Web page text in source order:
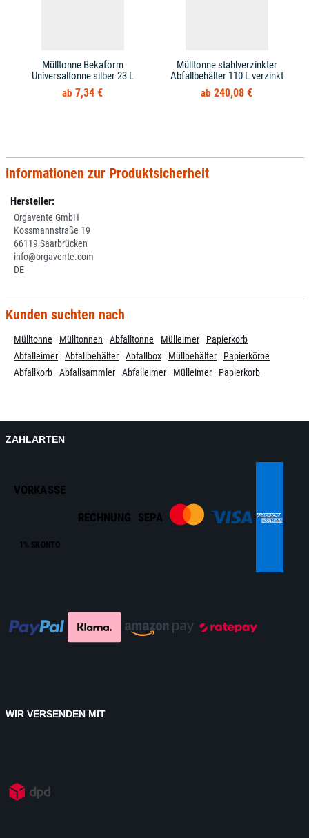
Mülltonne Bekaform
Universaltonne silber 23 L
7,34 €
Mülltonne stahlverzinkter
Abfallbehälter 110 L verzinkt
240,08 €
Informationen zur Produktsicherheit
Hersteller:
Orgavente GmbH
Kossmannstraße 19
66119 Saarbrücken
info@orgavente.com
DE
Kunden suchten nach
Mülltonne Mülltonnen Abfalltonne Mülleimer
Papierkorb
Abfalleimer
Abfallbehälter Abfallbox Müllbehälter
Papierkörbe
Abfallkorb
Abfallsammler Abfalleimer Mülleimer Papierkorb
ZAHLARTEN
VORKASSE
1% SKONTO
RECHNUNG SEPA
WIR VERSENDEN MIT